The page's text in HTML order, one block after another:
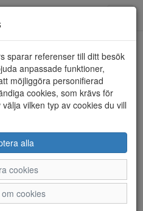
sparar referenser till ditt besök
anpassade funktioner,
möjliggöra personifierad
cookies, som krävs för
vilken typ av cookies du vill
alla
cookies
cookies